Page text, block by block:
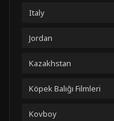
Italy
Jordan
Kazakhstan
Köpek Balığı Filmleri
Kovboy